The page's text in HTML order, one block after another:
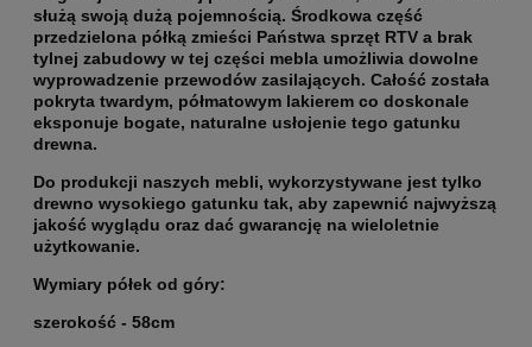
służą swoją dużą pojemnością. Środkowa część
przedzielona półką zmieści Państwa sprzęt RTV a brak
tylnej zabudowy w tej części mebla umożliwia dowolne
wyprowadzenie przewodów zasilających. Całość została
pokryta twardym, półmatowym lakierem co doskonale
eksponuje bogate, naturalne usłojenie tego gatunku
drewna.
Do produkcji naszych mebli, wykorzystywane jest tylko
drewno wysokiego gatunku tak, aby zapewnić najwyższą
jakość wyglądu oraz dać gwarancję na wieloletnie
użytkowanie.
Wymiary półek od góry:
szerokość - 58cm